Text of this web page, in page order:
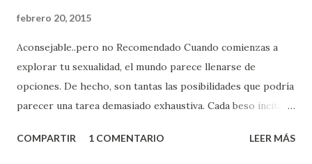
febrero 20, 2015
Aconsejable..pero no Recomendado Cuando comienzas a
explorar tu sexualidad, el mundo parece llenarse de
opciones. De hecho, son tantas las posibilidades que podría
parecer una tarea demasiado exhaustiva. Cada beso incita
partes de ti que jamás hubieras imaginado. El problema es
COMPARTIR 1 COMENTARIO LEER MÁS